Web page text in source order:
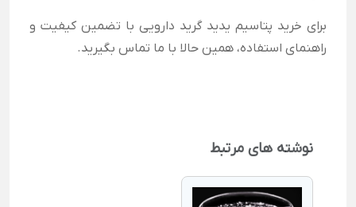
برای خرید پتاسیم یدید گرید دارویی با تضمین کیفیت و
راهنمای استفاده، همین حالا با ما تماس بگیرید.
نوشته های مرتبط